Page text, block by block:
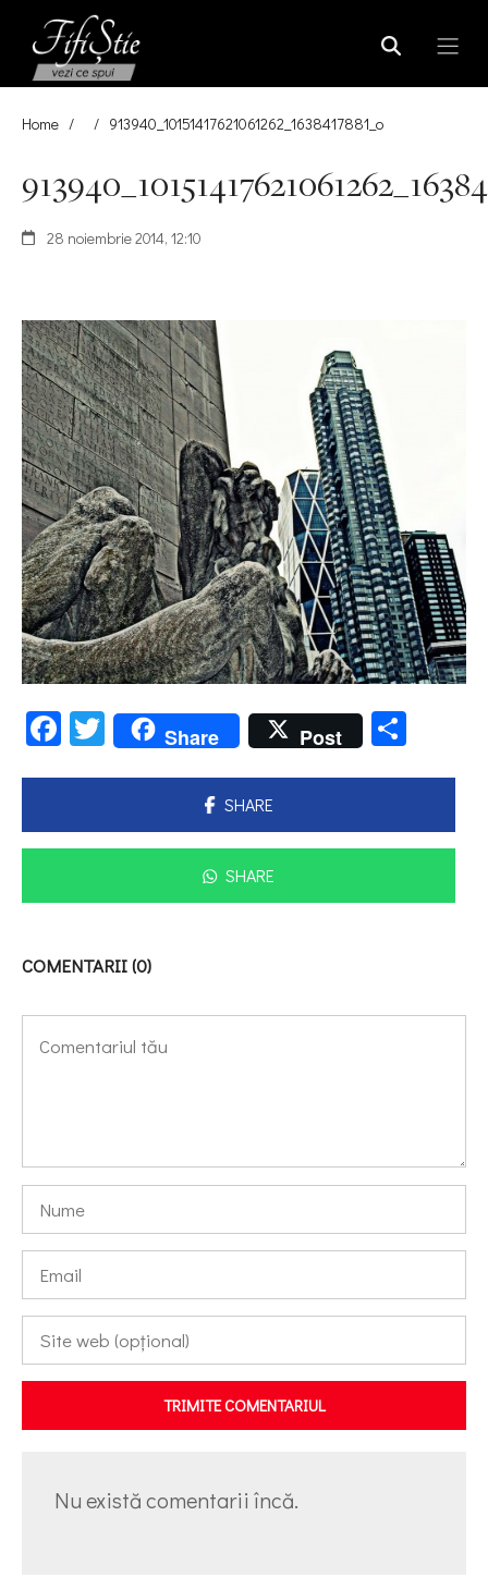
Home / / 913940_10151417621061262_1638417881_o
28 noiembrie 2014, 12:10
Facebook
Twitter
Share Post
SHARE
SHARE
COMENTARII (0)
TRIMITE COMENTARIUL
Nu există comentarii încă.